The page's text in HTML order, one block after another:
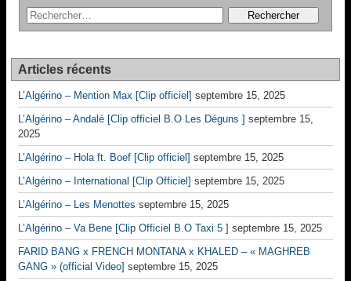
Articles récents
L’Algérino – Mention Max [Clip officiel] septembre 15, 2025
L’Algérino – Andalé [Clip officiel B.O Les Déguns ] septembre 15,
2025
L’Algérino – Hola ft. Boef [Clip officiel] septembre 15, 2025
L’Algérino – International [Clip Officiel] septembre 15, 2025
L’Algérino – Les Menottes septembre 15, 2025
L’Algérino – Va Bene [Clip Officiel B.O Taxi 5 ] septembre 15, 2025
FARID BANG x FRENCH MONTANA x KHALED – « MAGHREB
GANG » (official Video] septembre 15, 2025